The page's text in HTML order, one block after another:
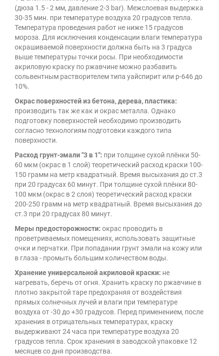
(дюза 1.5 - 2 мм, давление 2-3 bar). Межслоевая выдержка
30-35 мин. при температуре воздуха 20 градусов тепла.
Температура проведения работ не ниже 15 градусов
мороза. Для исключения конденсации влаги температура
окрашиваемой поверхности должна быть на 3 градуса
выше температуры точки росы. При необходимости
акриловую краску по ржавчине можно разбавить
сольвентным растворителем типа уайспирит или р-646 до
10%.
Окрас поверхностей из бетона, дерева, пластика:
производить так же как и окрас металла. Однако
подготовку поверхностей необходимо производить
согласно технологиям подготовки каждого типа
поверхности.
Расход грунт-эмали "3 в 1": при толщине сухой плёнки 50-
60 мкм (окрас в 1 слой) теоретический расход краски 100-
150 грамм на метр квадратный. Время высыхания до ст.3
при 20 градусах 60 минут. При толщине сухой плёнки 80-
100 мкм (окрас в 2 слоя) теоретический расход краски
200-250 грамм на метр квадратный. Время высыхания до
ст.3 при 20 градусах 80 минут.
Меры предосторожности: окрас проводить в
проветриваемых помещениях, использовать защитные
очки и перчатки. При попадании грунт эмали на кожу или
в глаза - промыть большим количеством воды.
Хранение универсальной акриловой краски: не
нагревать, беречь от огня. Хранить краску по ржавчине в
плотно закрытой таре предохраняя от воздействия
прямых солнечных лучей и влаги при температуре
воздуха от -30 до +30 градусов. Перед применением, после
хранения в отрицательных температурах, краску
выдерживают 24 часа при температуре воздуха 20
градусов тепла. Срок хранения в заводской упаковке 12
месяцев со дня производства.